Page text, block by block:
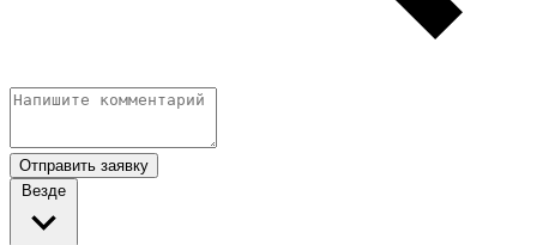
Отправить заявку
Везде